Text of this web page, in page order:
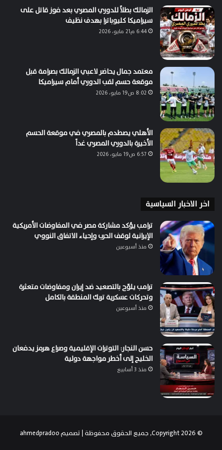
الزمالك بطلاً للدوري المصري بعد فوز قاتل على
سيراميكا كليوباترا بهدف نظيف
6:44 م21 مايو، 2026
معتمد جمال يحاضر لاعبي الزمالك بصرامة قبل
موقعة حسم لقب الدوري أمام سيراميكا
8:02 ص19 مايو، 2026
الأهلي يصطدم بالمصري في موقعة الحسم
الأخيرة بالدوري المصري غداً
6:57 ص19 مايو، 2026
اخر الاخبار السياسية
ترامب يؤكد مشاركة مصر في المفاوضات الأمريكية
الإيرانية لوقف الحرب وإحياء الاتفاق النووي
منذ أسبوعين
ترامب يلوّح بالتصعيد ضد إيران ومفاوضات متعثرة
وتحركات عسكرية تربك المنطقة بالكامل
منذ أسبوعين
حسن النجار: التوترات الإقليمية وصراع هرمز يدفعان
الخليج إلى أخطر مواجهة دولية
منذ 3 أسابيع
© Copyright 2026, جميع الحقوق محفوظة | تصميم ahmedpradoo